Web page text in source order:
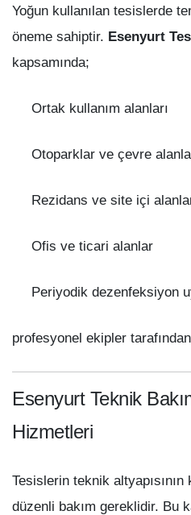
Yoğun kullanılan tesislerde
öneme sahiptir. Esenyurt
kapsamında;
Ortak kullanım alanları
Otoparklar ve çevre
Rezidans ve site içi
Ofis ve ticari alanlar
Periyodik dezenfeksiyon
profesyonel ekipler
Esenyurt Teknik
Hizmetleri
Tesislerin teknik
düzenli bakım gereklidir. Bu